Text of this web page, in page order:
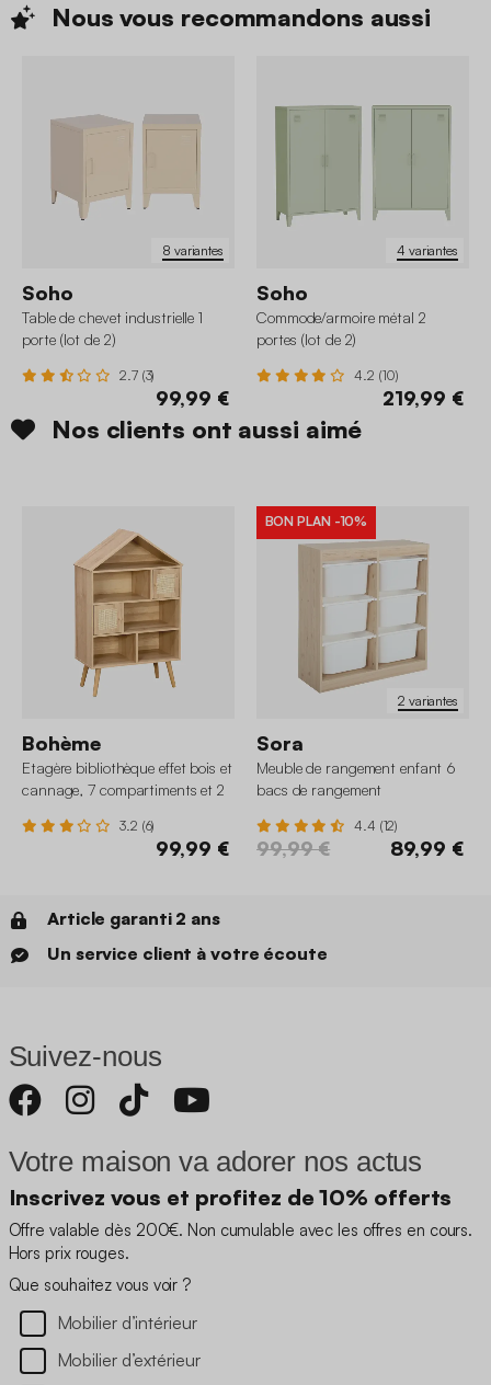
Nous vous recommandons aussi
8 variantes
Soho
Table de chevet industrielle 1
porte (lot de 2)
2.7 (3)
99,99 €
4 variantes
Soho
Commode/armoire métal 2
portes (lot de 2)
4.2 (10)
219,99 €
Nos clients ont aussi aimé
Bohème
Etagère bibliothèque effet bois et
cannage, 7 compartiments et 2
3.2 (6)
99,99 €
2 variantes
BON PLAN -10%
Sora
Meuble de rangement enfant 6
bacs de rangement
4.4 (12)
99,99 € 89,99 €
Article garanti 2 ans
Un service client à votre écoute
Suivez-nous
Votre maison va adorer nos actus
Inscrivez vous et profitez de 10% offerts
Offre valable dès 200€. Non cumulable avec les offres en cours.
Hors prix rouges.
Que souhaitez vous voir ?
Mobilier d’intérieur
Mobilier d’extérieur